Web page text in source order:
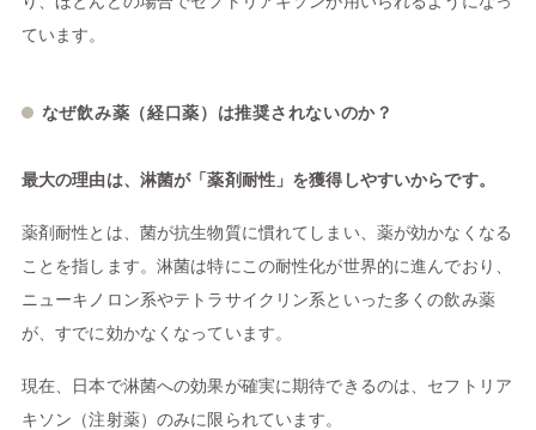
ています。
なぜ飲み薬（経口薬）は推奨されないのか？
最大の理由は、淋菌が「薬剤耐性」を獲得しやすいからです。
薬剤耐性とは、菌が抗生物質に慣れてしまい、薬が効かなくなる
ことを指します。淋菌は特にこの耐性化が世界的に進んでおり、
ニューキノロン系やテトラサイクリン系といった多くの飲み薬
が、すでに効かなくなっています。
現在、日本で淋菌への効果が確実に期待できるのは、セフトリア
キソン（注射薬）のみに限られています。